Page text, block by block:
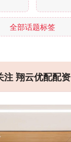
全部话题标签
注 翔云优配配资